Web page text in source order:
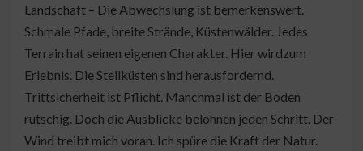
Landschaft – Die Abwechslung ist bemerkenswert.
Schmale Pfade, breite Strände, Küstenwälder. Jedes
Terrain hat seinen eigenen Charakter. Hier wirdzum
Erlebnis. Die Steilküsten sind herausfordernd.
Trittsicherheit ist Pflicht. Manchmal ist der Boden
rutschig. Doch die Ausblicke belohnen jeden Schritt. Der
Wind treibt mich voran. Ich spüre die Kraft der Natur.